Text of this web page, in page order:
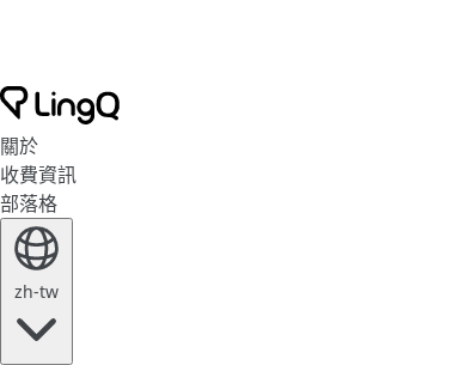
關於
收費資訊
部落格
zh-tw